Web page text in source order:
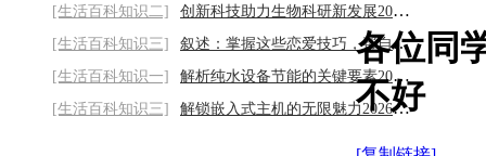
[生活百科知识二]
创新科技助力生物科研新发展2026/8/7
[生活百科知识三]
叙述：掌握这些恋爱技巧，帮自己提升感情温
[生活百科知识一]
解析纯水设备节能的关键要素2026/8/7
[生活百科知识三]
解锁嵌入式主机的无限魅力2026/8/7
各位同
不好